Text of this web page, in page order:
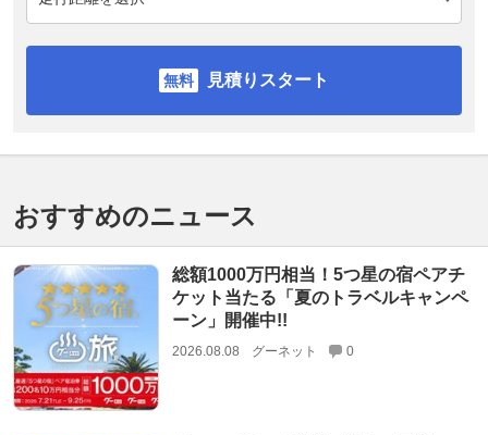
見積りスタート
おすすめのニュース
総額1000万円相当！5つ星の宿ペアチ
ケット当たる「夏のトラベルキャンペ
ーン」開催中!!
2026.08.08 グーネット 0